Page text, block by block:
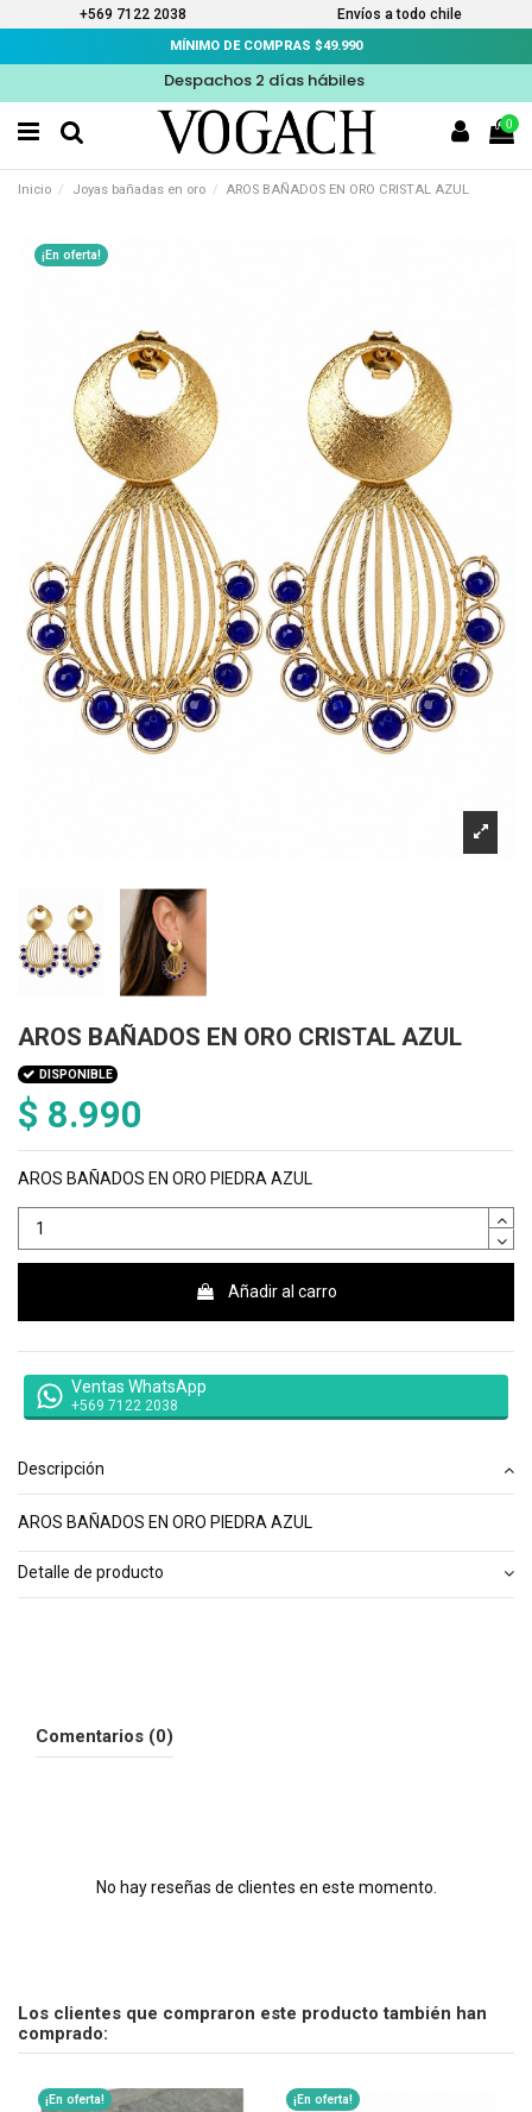
+569 7122 2038 Envíos a todo chile
MÍNIMO DE COMPRAS $49.990
Despachos 2 días hábiles
0
Inicio Joyas bañadas en oro AROS BAÑADOS EN ORO CRISTAL AZUL
¡En oferta!
AROS BAÑADOS EN ORO CRISTAL AZUL
DISPONIBLE
$ 8.990
AROS BAÑADOS EN ORO PIEDRA AZUL
Añadir al carro
Ventas WhatsApp
+569 7122 2038
Descripción
AROS BAÑADOS EN ORO PIEDRA AZUL
Detalle de producto
Comentarios (0)
No hay reseñas de clientes en este momento.
Los clientes que compraron este producto también han
comprado:
¡En oferta! ¡En oferta!